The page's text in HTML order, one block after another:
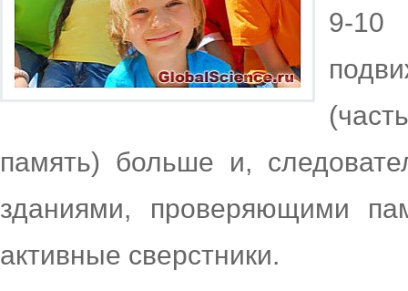
9-10
память) больше и,
зданиями, проверяющими
активные сверстники.